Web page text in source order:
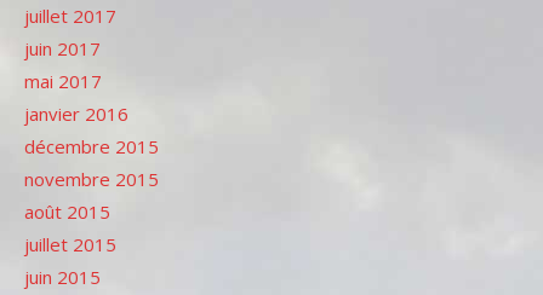
juillet 2017
juin 2017
mai 2017
janvier 2016
décembre 2015
novembre 2015
août 2015
juillet 2015
juin 2015